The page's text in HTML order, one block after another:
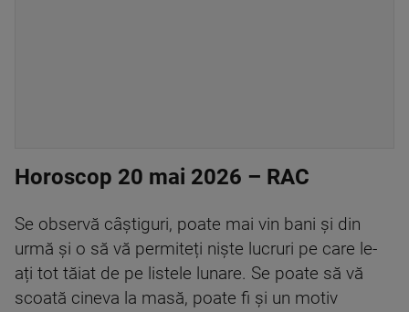
Horoscop 20 mai 2026 – RAC
Se observă câștiguri, poate mai vin bani și din
urmă și o să vă permiteți niște lucruri pe care le-
ați tot tăiat de pe listele lunare. Se poate să vă
scoată cineva la masă, poate fi și un motiv